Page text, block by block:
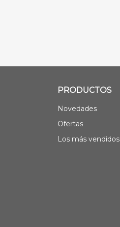
PRODUCTOS
Novedades
Ofertas
Los más vendidos